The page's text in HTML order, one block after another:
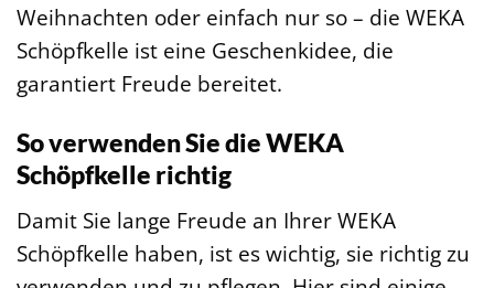
Weihnachten oder einfach nur so – die WEKA
Schöpfkelle ist eine Geschenkidee, die
garantiert Freude bereitet.
So verwenden Sie die WEKA
Schöpfkelle richtig
Damit Sie lange Freude an Ihrer WEKA
Schöpfkelle haben, ist es wichtig, sie richtig zu